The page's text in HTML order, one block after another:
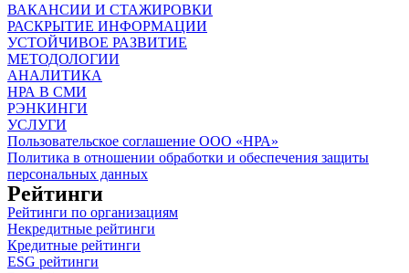
ВАКАНСИИ И СТАЖИРОВКИ
РАСКРЫТИЕ ИНФОРМАЦИИ
УСТОЙЧИВОЕ РАЗВИТИЕ
МЕТОДОЛОГИИ
АНАЛИТИКА
НРА В СМИ
РЭНКИНГИ
УСЛУГИ
Пользовательское соглашение ООО «НРА»
Политика в отношении обработки и обеспечения защиты
персональных данных
Рейтинги
Рейтинги по организациям
Некредитные рейтинги
Кредитные рейтинги
ESG рейтинги